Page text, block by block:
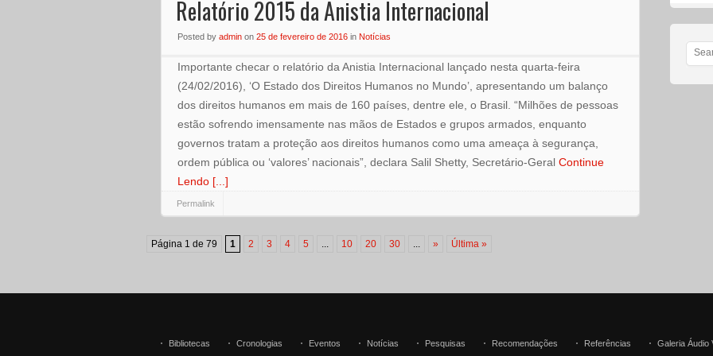
Relatório 2015 da Anistia Internacional
Posted by admin on 25 de fevereiro de 2016 in Notícias
Importante checar o relatório da Anistia Internacional lançado nesta quarta-feira
(24/02/2016), ‘O Estado dos Direitos Humanos no Mundo’, apresentando um balanço
dos direitos humanos em mais de 160 países, dentre ele, o Brasil. “Milhões de pessoas
estão sofrendo imensamente nas mãos de Estados e grupos armados, enquanto
governos tratam a proteção aos direitos humanos como uma ameaça à segurança,
ordem pública ou ‘valores’ nacionais”, declara Salil Shetty, Secretário-Geral Continue
Lendo [...]
Permalink
Página 1 de 79 1 2 3 4 5 ... 10 20 30 ... » Última »
Bibliotecas Cronologias Eventos Notícias Pesquisas Recomendações Referências Galeria Áudio